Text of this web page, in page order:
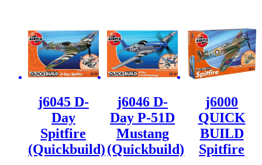
j6045 D-
Day
Spitfire
(Quickbuild)
j6046 D-
Day P-51D
Mustang
(Quickbuild)
j6000
QUICK
BUILD
Spitfire